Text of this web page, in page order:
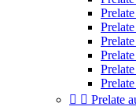
  Prelate